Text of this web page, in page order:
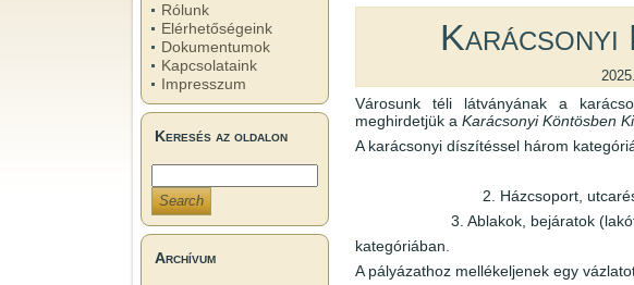
Rólunk
Elérhetőségeink
Dokumentumok
Kapcsolataink
Impresszum
Keresés az oldalon
Archívum
Karácsonyi
Városunk téli látványának a
meghirdetjük a Karácsonyi Köntösben
A karácsonyi díszítéssel három
2. Házcsoport,
3. Ablakok, bejáratok
kategóriában.
A pályázathoz mellékeljenek egy